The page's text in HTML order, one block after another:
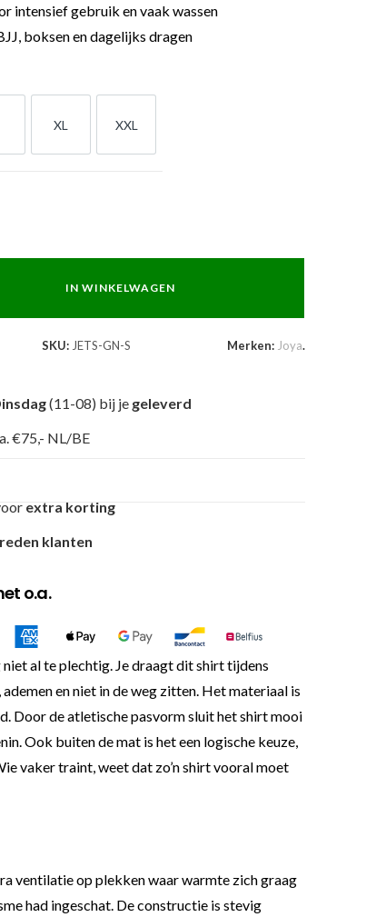
intensief gebruik en vaak wassen
boksen en dagelijks dragen
XL
XL
XXL
XXL
IN WINKELWAGEN
SKU: JETS-GN-S Merken: Joya.
(11-08) bij je geleverd
€75,- NL/BE
extra korting
klanten
o.a.
al te plechtig. Je draagt dit shirt tijdens
en niet in de weg zitten. Het materiaal is
Door de atletische pasvorm sluit het shirt mooi
Ook buiten de mat is het een logische keuze,
vaker traint, weet dat zo’n shirt vooral moet
ventilatie op plekken waar warmte zich graag
had ingeschat. De constructie is stevig